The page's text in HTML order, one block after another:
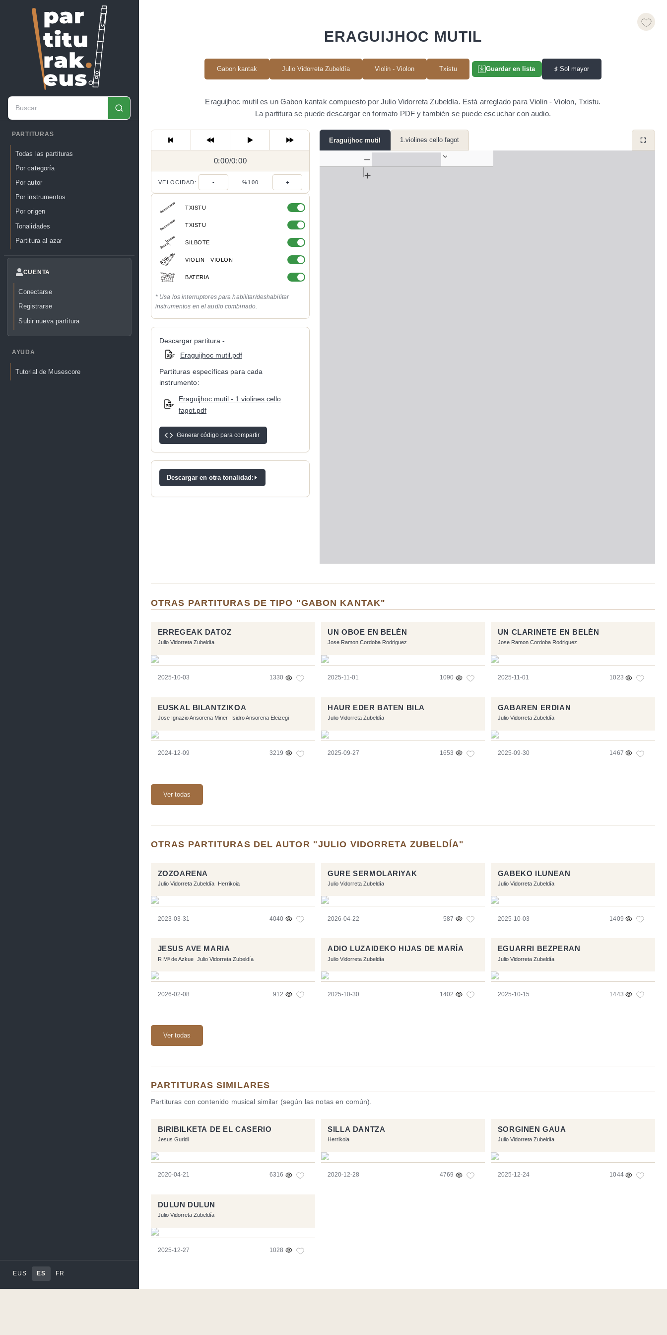
PARTITURAS
Todas las partituras
Por categoría
Por autor
Por instrumentos
Por origen
Tonalidades
Partitura al azar
CUENTA
Conectarse
Registrarse
Subir nueva partitura
AYUDA
Tutorial de Musescore
EUS ES FR
ERAGUIJHOC MUTIL
Gabon kantak Julio Vidorreta Zubeldía Violin - Violon Txistu Guardar en lista ♯ Sol mayor
Eraguijhoc mutil es un Gabon kantak compuesto por Julio Vidorreta Zubeldía. Está arreglado para Violin - Violon, Txistu.
La partitura se puede descargar en formato PDF y también se puede escuchar con audio.
0:00/
0:00/0:00
VELOCIDAD: - %100 +
TXISTU
TXISTU
SILBOTE
VIOLIN - VIOLON
BATERIA
* Usa los interruptores para habilitar/deshabilitar
instrumentos en el audio combinado.
Descargar partitura -
Eraguijhoc mutil.pdf
Partituras específicas para cada
instrumento:
Eraguijhoc mutil - 1.violines cello
fagot.pdf
Generar código para compartir
Descargar en otra tonalidad:
Eraguijhoc mutil 1.violines cello fagot
OTRAS PARTITURAS DE TIPO "GABON KANTAK"
ERREGEAK DATOZ
Julio Vidorreta Zubeldía
2025-10-03 1330
UN OBOE EN BELÉN
Jose Ramon Cordoba Rodriguez
2025-11-01 1090
UN CLARINETE EN BELÉN
Jose Ramon Cordoba Rodriguez
2025-11-01 1023
EUSKAL BILANTZIKOA
Jose Ignazio Ansorena Miner Isidro Ansorena Eleizegi
2024-12-09 3219
HAUR EDER BATEN BILA
Julio Vidorreta Zubeldía
2025-09-27 1653
GABAREN ERDIAN
Julio Vidorreta Zubeldía
2025-09-30 1467
Ver todas
OTRAS PARTITURAS DEL AUTOR "JULIO VIDORRETA ZUBELDÍA"
ZOZOARENA
Julio Vidorreta Zubeldía Herrikoia
2023-03-31 4040
GURE SERMOLARIYAK
Julio Vidorreta Zubeldía
2026-04-22 587
GABEKO ILUNEAN
Julio Vidorreta Zubeldía
2025-10-03 1409
JESUS AVE MARIA
R Mª de Azkue Julio Vidorreta Zubeldía
2026-02-08 912
ADIO LUZAIDEKO HIJAS DE MARÍA
Julio Vidorreta Zubeldía
2025-10-30 1402
EGUARRI BEZPERAN
Julio Vidorreta Zubeldía
2025-10-15 1443
Ver todas
PARTITURAS SIMILARES
Partituras con contenido musical similar (según las notas en común).
BIRIBILKETA DE EL CASERIO
Jesus Guridi
2020-04-21 6316
SILLA DANTZA
Herrikoia
2020-12-28 4769
SORGINEN GAUA
Julio Vidorreta Zubeldía
2025-12-24 1044
DULUN DULUN
Julio Vidorreta Zubeldía
2025-12-27 1028